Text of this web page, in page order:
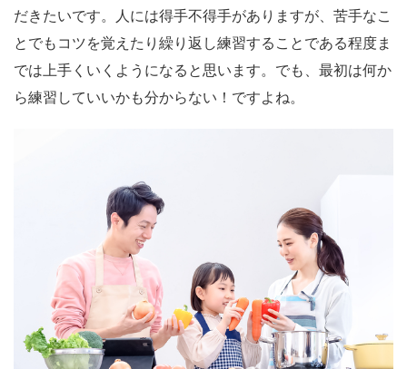
だきたいです。人には得手不得手がありますが、苦手なこ
とでもコツを覚えたり繰り返し練習することである程度ま
では上手くいくようになると思います。でも、最初は何か
ら練習していいかも分からない！ですよね。